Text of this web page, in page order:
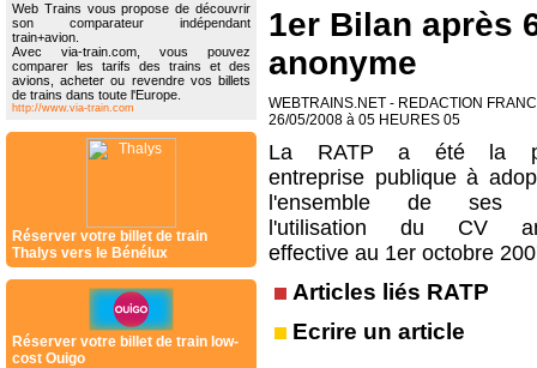
Web Trains vous propose de découvrir
son comparateur indépendant
train+avion.
Avec via-train.com, vous pouvez
comparer les tarifs des trains et des
avions, acheter ou revendre vos billets
de trains dans toute l'Europe.
http://www.via-train.com
Réserver votre billet de train
Thalys vers le Bénélux
Réserver votre billet de train low-
cost Ouigo
1er Bilan après
anonyme
WEBTRAINS.NET - REDACTION
26/05/2008 à 05 HEURES 05
La RATP a été la
entreprise publique à
l'ensemble de ses
l'utilisation du CV
effective au 1er octobre
Articles liés RATP
Ecrire un article